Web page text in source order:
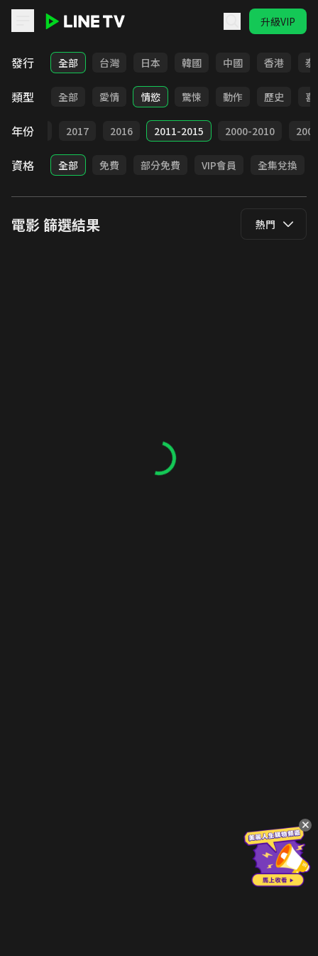
升級VIP
LINE TV - 電影
發行 全部 台灣 日本 韓國 中國 香港 泰
類型 全部 愛情 情慾 驚悚 動作 歷史 喜
年份
2018 2017 2016 2011-2015 2000-2010
資格 全部 免費 部分免費 VIP會員 全集兌換
電影篩選結果 熱門